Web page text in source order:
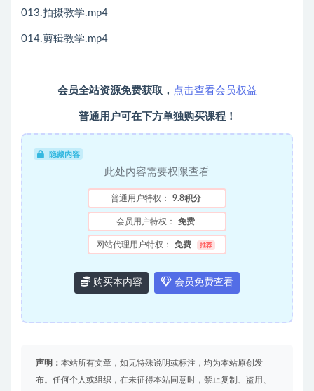
013.拍摄教学.mp4
014.剪辑教学.mp4
会员全站资源免费获取， 点击查看会员权益
普通用户可在下方单独购买课程！
隐藏内容
此处内容需要权限查看
普通用户特权： 9.8积分
会员用户特权： 免费
网站代理用户特权： 免费 推荐
购买本内容 会员免费查看
声明： 本站所有文章，如无特殊说明或标注，均为本站原创发
布。任何个人或组织，在未征得本站同意时，禁止复制、盗用、